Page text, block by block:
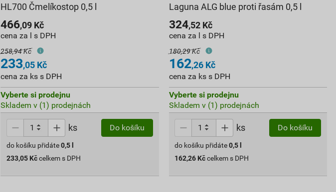
HL700 Čmelíkostop 0,5 l
466,09 Kč
cena za l s DPH
258,94 Kč
233,05 Kč
cena za ks s DPH
Vyberte si prodejnu
Skladem v (1) prodejnách
ks Do košíku
do košíku přidáte0,5
233,05 Kčcelkem s DPH
Laguna ALG blue proti řasám 0,5 l
324,52Kč
cena za l s DPH
180,29 Kč
162,26Kč
cena za ks s DPH
Vyberte si prodejnu
Skladem v (1) prodejnách
ks Do košíku
do košíku přidáte 0,5
162,26 Kč celkem s DPH